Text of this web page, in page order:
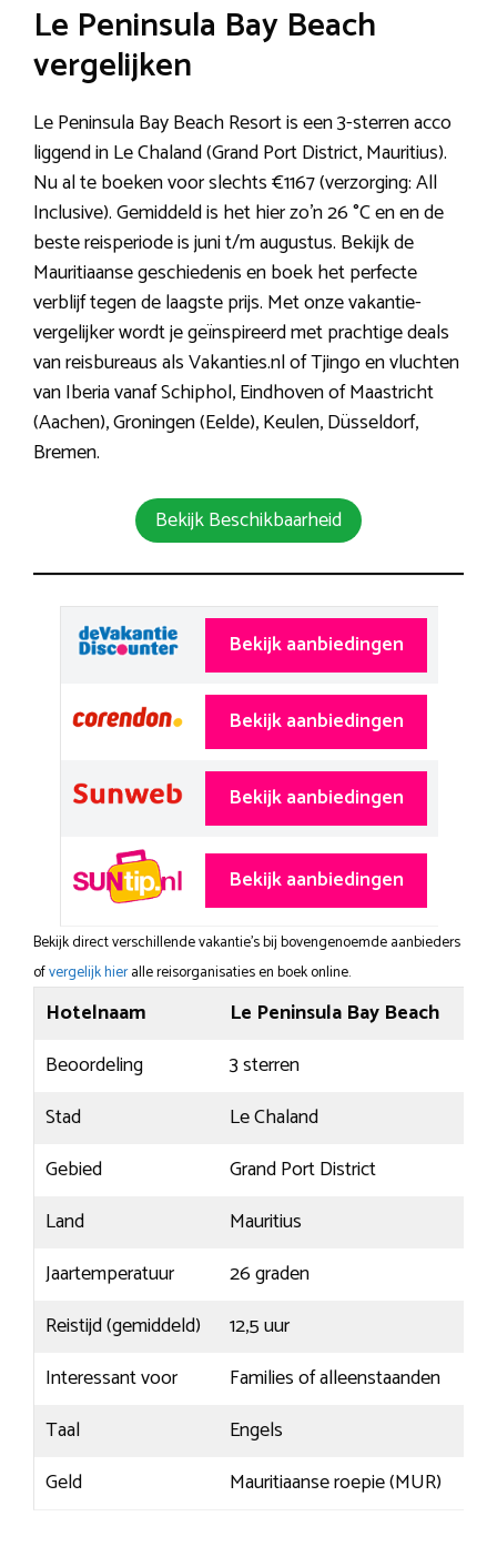
Le Peninsula Bay Beach
vergelijken
Le Peninsula Bay Beach Resort is een 3-sterren acco
liggend in Le Chaland (Grand Port District, Mauritius).
Nu al te boeken voor slechts €1167 (verzorging: All
Inclusive). Gemiddeld is het hier zo’n 26 °C en en de
beste reisperiode is juni t/m augustus. Bekijk de
Mauritiaanse geschiedenis en boek het perfecte
verblijf tegen de laagste prijs. Met onze vakantie-
vergelijker wordt je geïnspireerd met prachtige deals
van reisbureaus als Vakanties.nl of Tjingo en vluchten
van Iberia vanaf Schiphol, Eindhoven of Maastricht
(Aachen), Groningen (Eelde), Keulen, Düsseldorf,
Bremen.
Bekijk Beschikbaarheid
Bekijk aanbiedingen
Bekijk aanbiedingen
Bekijk aanbiedingen
Bekijk aanbiedingen
Bekijk direct verschillende vakantie's bij bovengenoemde aanbieders
ofvergelijk hieralle reisorganisaties en boek online.
Hotelnaam
Le Peninsula Bay Beach
Beoordeling
3 sterren
Stad
Le Chaland
Gebied
Grand Port District
Land
Mauritius
Jaartemperatuur
26 graden
Reistijd (gemiddeld)
12,5 uur
Interessant voor
Families of alleenstaanden
Taal
Engels
Geld
Mauritiaanse roepie (MUR)